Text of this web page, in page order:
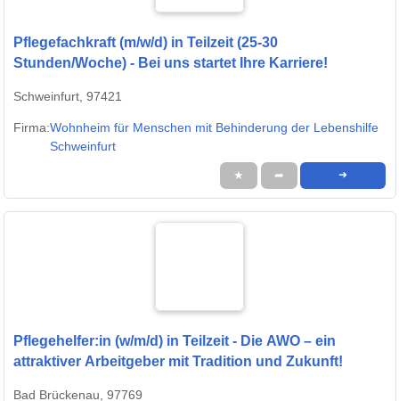
Pflegefachkraft (m/w/d) in Teilzeit (25-30
Stunden/Woche) - Bei uns startet Ihre Karriere!
Schweinfurt, 97421
Firma:Wohnheim für Menschen mit Behinderung der Lebenshilfe
Schweinfurt
★ ➦ ➜
Pflegehelfer:in (w/m/d) in Teilzeit - Die AWO – ein
attraktiver Arbeitgeber mit Tradition und Zukunft!
Bad Brückenau, 97769